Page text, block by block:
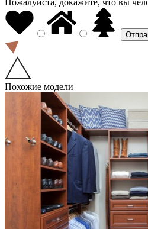
Похожие модели